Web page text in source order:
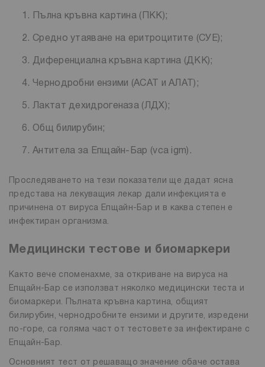
Пълна кръвна картина (ПКК);
Средно утаяване на еритроцитите (СУЕ);
Диференциална кръвна картина (ДКК);
Чернодробни ензими (АСАТ и АЛАТ);
Лактат дехидрогеназа (ЛДХ);
Общ билирубин;
Антитела за Епщайн-Бар (vca igm).
Проследяването на тези показатели ще дадат ясна
представа на лекуващия лекар дали инфекцията е
причинена от вируса Епщайн-Бар и в каква степен е
инфектиран организма.
Медицински тестове и биомаркери
Както вече споменахме, за откриване на вируса на
Епщайн-Бар се използват няколко медицински теста и
биомаркери. Пълната кръвна картина, общият
билирубин, чернодробните ензими и другите, изредени
по-горе, са голяма част от тестовете за инфектиране с
Епщайн-Бар.
Основният тест от решаващо значение обаче остава